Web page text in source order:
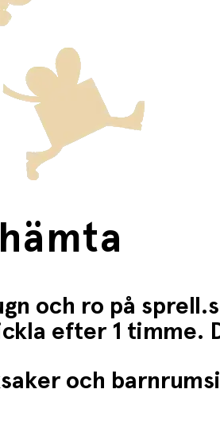
vanlig post skickas med
märkta, och frakten för dessa
och ro på
efter 1 timme.
och